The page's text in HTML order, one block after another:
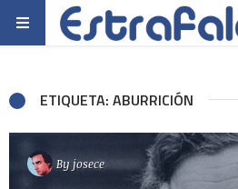
ETIQUETA: ABURRICIÓN
By josece